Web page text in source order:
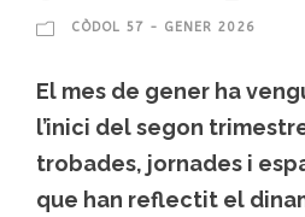
CÒDOL 57 - GENER 2026
El mes de gener ha
l’inici del segon
trobades, jornades i
que han reflectit el